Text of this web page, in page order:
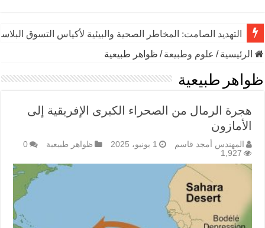
التهديد الصامت: المخاطر الصحية والبيئية لأكياس التسوق
الرئيسية/ علوم وطبيعة/ ظواهر طبيعية
ظواهر طبيعية
هجرة الرمال من الصحراء الكبرى الإفريقية إلى
الأمازون
المهندس أمجد قاسم 1 يونيو، 2025 ظواهر طبيعية
0
1,927